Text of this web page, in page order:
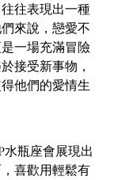
往表現出一種
來說，戀愛不
一場充滿冒險
接受新事物，
他們的愛情生
水瓶座會展現出
喜歡用輕鬆有